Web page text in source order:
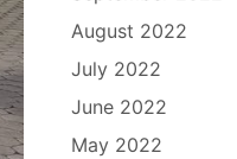
August 2022
July 2022
June 2022
May 2022